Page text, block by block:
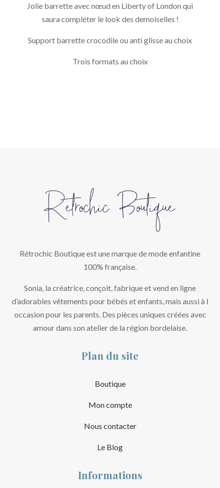
Jolie barrette avec nœud en Liberty of London qui
saura compléter le look des demoiselles !
Support barrette crocodile ou anti glisse au choix
Trois formats au choix
Rétrochic Boutique est une marque de mode enfantine
100% française.
Sonia, la créatrice, conçoit, fabrique et vend en ligne
d’adorables vêtements pour bébés et enfants, mais aussi à l
occasion pour les parents. Des pièces uniques créées avec
amour dans son atelier de la région bordelaise.
Plan du site
Boutique
Mon compte
Nous contacter
Le Blog
Informations